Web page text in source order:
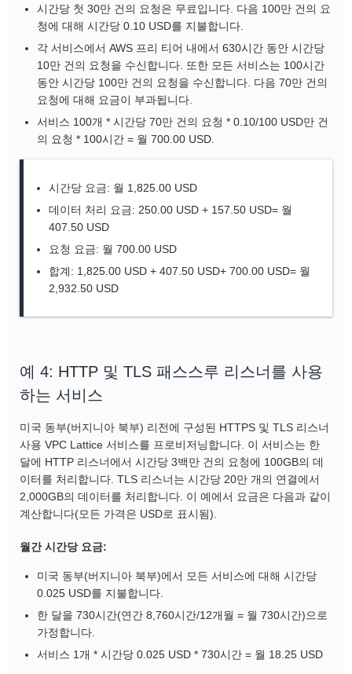
시간당 첫 30만 건의 요청은 무료입니다. 다음 100만 건의 요
청에 대해 시간당 0.10 USD를 지불합니다.
각 서비스에서 AWS 프리 티어 내에서 630시간 동안 시간당
10만 건의 요청을 수신합니다. 또한 모든 서비스는 100시간
동안 시간당 100만 건의 요청을 수신합니다. 다음 70만 건의
요청에 대해 요금이 부과됩니다.
서비스 100개 * 시간당 70만 건의 요청 * 0.10/100 USD만 건
의 요청 * 100시간 = 월 700.00 USD.
시간당 요금: 월 1,825.00 USD
데이터 처리 요금: 250.00 USD + 157.50 USD= 월
407.50 USD
요청 요금: 월 700.00 USD
합계: 1,825.00 USD + 407.50 USD+ 700.00 USD= 월
2,932.50 USD
예 4: HTTP 및 TLS 패스스루 리스너를 사용
하는 서비스
미국 동부(버지니아 북부) 리전에 구성된 HTTPS 및 TLS 리스너
사용 VPC Lattice 서비스를 프로비저닝합니다. 이 서비스는 한
달에 HTTP 리스너에서 시간당 3백만 건의 요청에 100GB의 데
이터를 처리합니다. TLS 리스너는 시간당 20만 개의 연결에서
2,000GB의 데이터를 처리합니다. 이 예에서 요금은 다음과 같이
계산합니다(모든 가격은 USD로 표시됨).
월간 시간당 요금:
미국 동부(버지니아 북부)에서 모든 서비스에 대해 시간당
0.025 USD를 지불합니다.
한 달을 730시간(연간 8,760시간/12개월 = 월 730시간)으로
가정합니다.
서비스 1개 * 시간당 0.025 USD * 730시간 = 월 18.25 USD